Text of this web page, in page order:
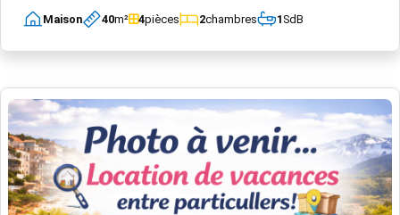
Maison 40m² 4pièces 2chambres 1SdB